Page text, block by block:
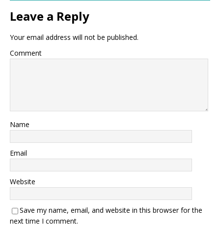
Leave a Reply
Your email address will not be published.
Comment
Name
Email
Website
Save my name, email, and website in this browser for the
next time I comment.